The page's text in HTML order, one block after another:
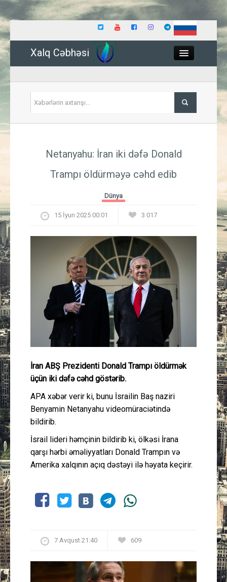
Xalq Cəbhəsi
İqtisadiyyat
Güney Azərbaycan
Mədəniyyət
Müsahibə
İdman
Gündəm
Cəmiyyət
Netanyahu: İran iki dəfə Donald
Trampı öldürməyə cəhd edib
Dünya
15 İyun 2025 00:01 3 017
İran ABŞ Prezidenti Donald Trampı öldürmək
üçün iki dəfə cəhd göstərib.
APA xəbər verir ki, bunu İsrailin Baş naziri
Benyamin Netanyahu videomüraciətində
bildirib.
İsrail lideri həmçinin bildirib ki, ölkəsi İrana
qarşı hərbi əməliyyatları Donald Trampın və
Amerika xalqının açıq dəstəyi ilə həyata keçirir.
7 Avqust 21:40 609